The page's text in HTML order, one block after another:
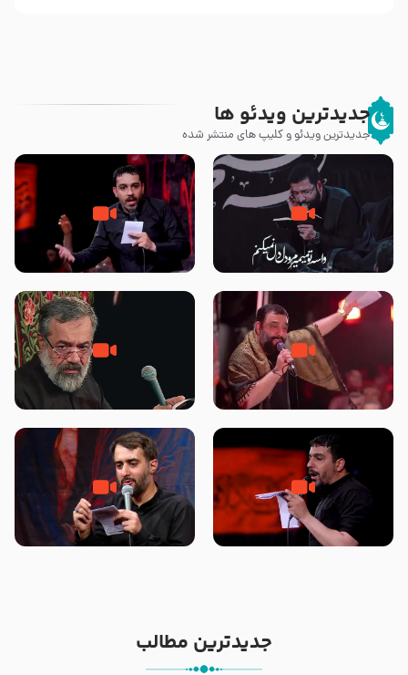
جدیدترین ویدئو ها
جدیدترین ویدئو و کلیپ های منتشر شده
مصداق کربلا – حاج حسین سیب
سرخی
شور ، حسینا! به‌ حق زهرا «أُنْظُرْ
إِلَینا» – عزاداری شب هفتم ماه
جانا جانا ابی عبدالله – کربلایی جواد
مقدم – شب هشتم محرم 1448 –
مادر منم مثل تو خمیدم – حاج
محمود کریمی – شهادت حضرت
هیئت رایة العباس علیه السلام
تک ، عبّاس، صاحب دل‌هاست –
حاج حنیف طاهری – عزاداری شب
من غلام نوکراتم من عاشق کربلاتم
– شور زمینه – شب هفتم – محرم
جدیدترین مطالب